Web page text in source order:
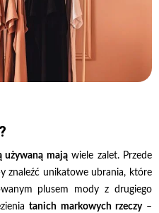
używaną mająwiele zalet. Przede
znaleźć unikatowe ubrania, które
plusem mody z drugiego
tanich markowych rzeczy–